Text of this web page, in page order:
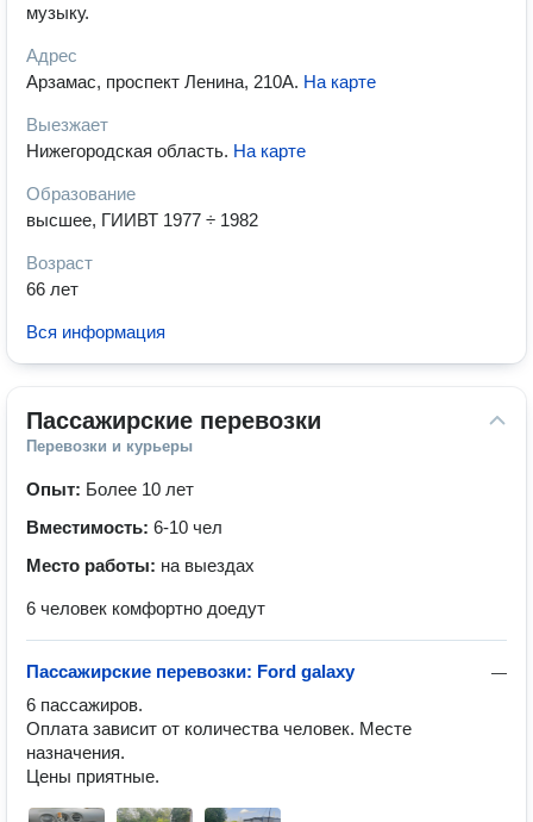
музыку.
Адрес
Арзамас, проспект Ленина, 210А. На карте
Выезжает
Нижегородская область. На карте
Образование
высшее, ГИИВТ 1977 ÷ 1982
Возраст
66 лет
Вся информация
Пассажирские перевозки
Перевозки и курьеры
Опыт: Более 10 лет
Вместимость: 6-10 чел
Место работы: на выездах
6 человек комфортно доедут
—
Пассажирские перевозки: Ford galaxy
6 пассажиров.
Оплата зависит от количества человек. Месте
назначения.
Цены приятные.